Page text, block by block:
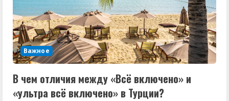
Важное
В чем отличия между «Всё включено» и
«ультра всё включено» в Турции?